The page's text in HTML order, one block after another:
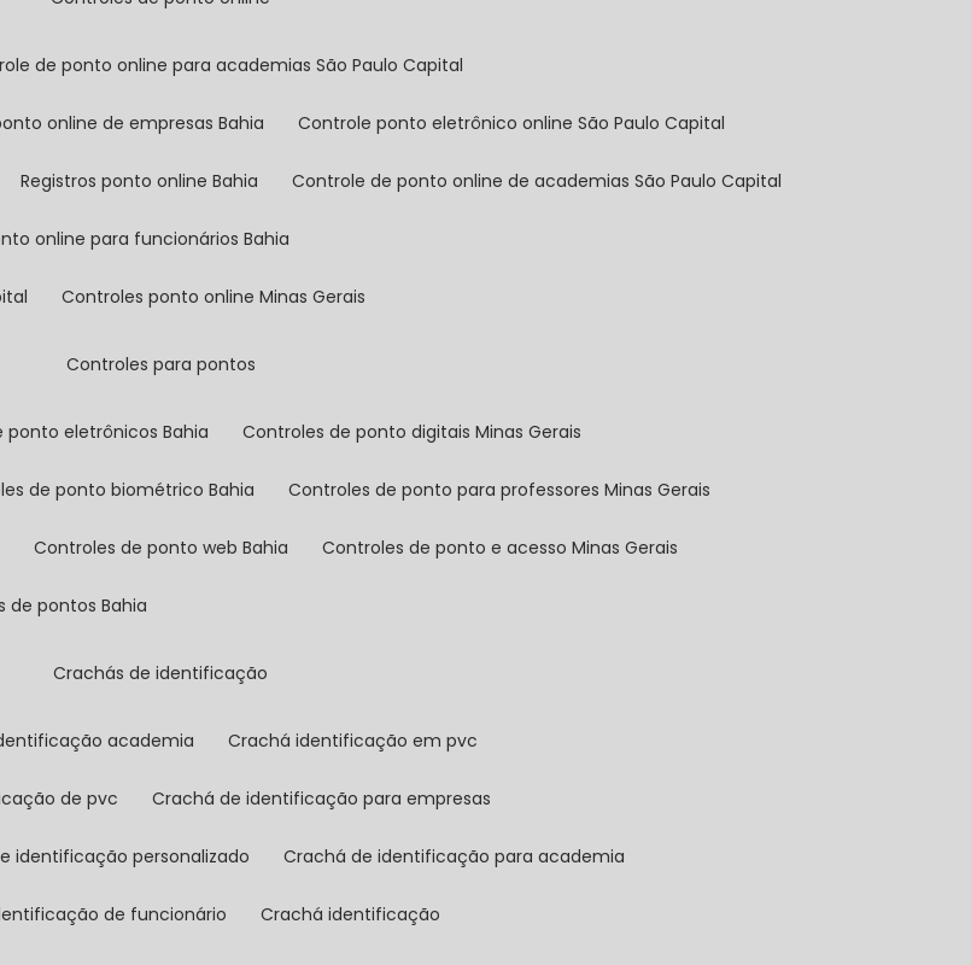
de ponto online para academias São Paulo Capital
online de empresas Bahia controle ponto eletrônico online São Paulo Capital
registros ponto online Bahia controle de ponto online de academias São Paulo Capital
online para funcionários Bahia
controles ponto online Minas Gerais
controles para pontos
ponto eletrônicos Bahia controles de ponto digitais Minas Gerais
de ponto biométrico Bahia controles de ponto para professores Minas Gerais
controles de ponto web Bahia controles de ponto e acesso Minas Gerais
de pontos Bahia
crachás de identificação
academia crachá identificação em pvc
de pvc crachá de identificação para empresas
identificação personalizado crachá de identificação para academia
de funcionário crachá identificação